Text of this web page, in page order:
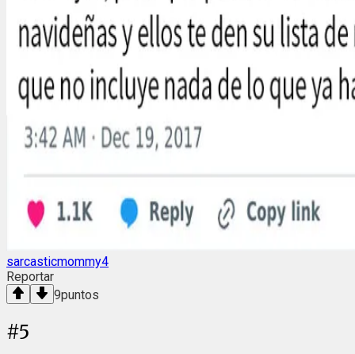
sarcasticmommy4
Reportar
9puntos
#5